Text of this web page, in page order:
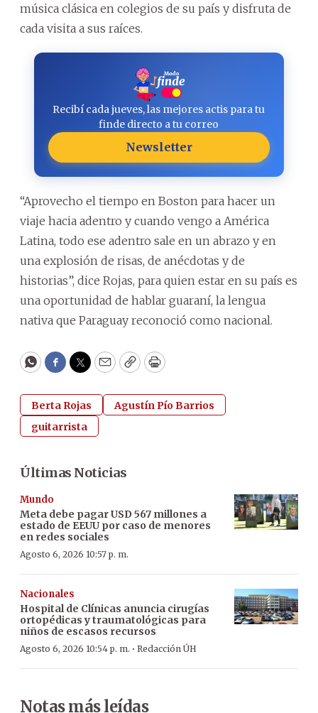
música clásica en colegios de su país y disfruta de
cada visita a sus raíces.
Recibí cada jueves, las mejores actis para tu
finde directo a tu correo
Newsletter
“Aprovecho el tiempo en Boston para hacer un
viaje hacia adentro y cuando vengo a América
Latina, todo ese adentro sale en un abrazo y en
una explosión de risas, de anécdotas y de
historias”, dice Rojas, para quien estar en su país es
una oportunidad de hablar guaraní, la lengua
nativa que Paraguay reconoció como nacional.
WhatsApp
Facebook
Twitter
EmailCopyPrint
Berta Rojas
Agustín Pío Barrios
guitarrista
Últimas Noticias
Mundo
Meta debe pagar USD 567 millones a
estado de EEUU por caso de menores
en redes sociales
Agosto 6, 2026 10:57 p. m.
Nacionales
Hospital de Clínicas anuncia cirugías
ortopédicas y traumatológicas para
niños de escasos recursos
Agosto 6, 2026 10:54 p. m. · Redacción ÚH
Notas más leídas